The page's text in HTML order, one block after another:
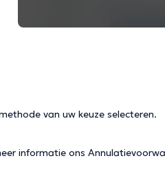
van uw keuze selecteren.
informatie ons